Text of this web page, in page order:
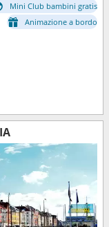
Mini Club bambini gratis
Animazione a bordo